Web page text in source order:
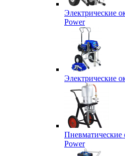
Электрические
Power
Электрические
Пневматические
Power